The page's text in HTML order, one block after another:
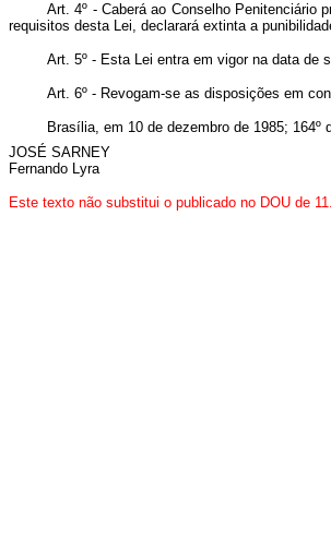
Art. 4º - Caberá ao Conselho Penitenciário
requisitos desta Lei, declarará extinta a
Art. 5º - Esta Lei entra em vigor na data de
Art. 6º - Revogam-se as disposições em
Brasília, em 10 de dezembro de 1985; 164º
JOSÉ SARNEY
Fernando Lyra
Este texto não substitui o publicado no DOU de